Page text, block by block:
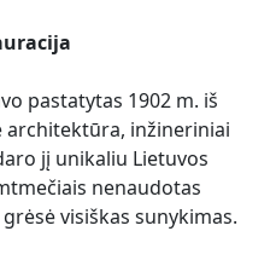
pastatytas 1902 m. iš
inžineriniai
jį unikaliu Lietuvos
nenaudotas
visiškas sunykimas.